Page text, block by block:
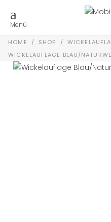
Menü
HOME / SHOP /
WICKELAUFLAGE BLAU/